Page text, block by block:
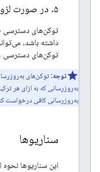
۵. در صورت
توکن‌های دسترسی
توجه: توکن‌های
به‌روزرسانی که به ازای هر
به‌روزرسانی کافی درخواست
سناریوها